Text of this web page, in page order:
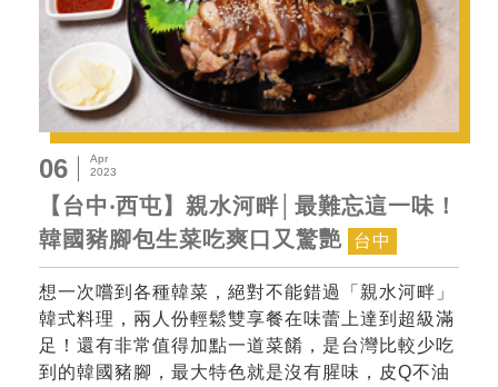
06
Apr
2023
【台中‧西屯】親水河畔│最難忘這一味！
韓國豬腳包生菜吃爽口又驚艷
台中
想一次嚐到各種韓菜，絕對不能錯過「親水河畔」
韓式料理，兩人份輕鬆雙享餐在味蕾上達到超級滿
足！還有非常值得加點一道菜餚，是台灣比較少吃
到的韓國豬腳，最大特色就是沒有腥味，皮Q不油